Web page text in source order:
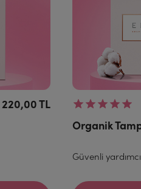
220,00 TL
Organik
Güvenli